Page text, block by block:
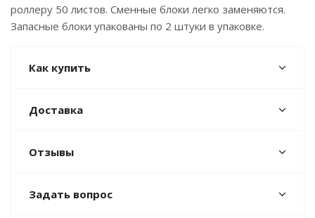
роллеру 50 листов. Сменные блоки легко заменяются.
Запасные блоки упакованы по 2 штуки в упаковке.
Как купить
Доставка
Отзывы
Задать вопрос